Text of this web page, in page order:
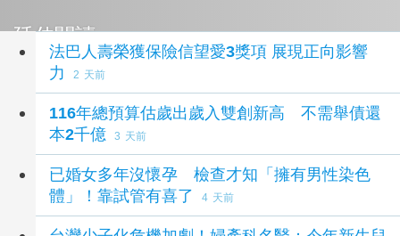
延伸閱讀
法巴人壽榮獲保險信望愛3獎項 展現正向影響
力
2 天前
116年總預算估歲出歲入雙創新高 不需舉債還
本2千億
3 天前
已婚女多年沒懷孕 檢查才知「擁有男性染色
體」！靠試管有喜了
4 天前